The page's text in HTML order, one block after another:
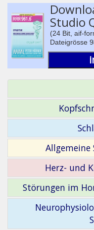
Studio
(24 Bit, aif-
Dateigrösse
Allgemeine
Herz- und
Störungen im